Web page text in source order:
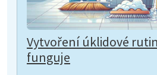
Vytvoření úklidové
funguje